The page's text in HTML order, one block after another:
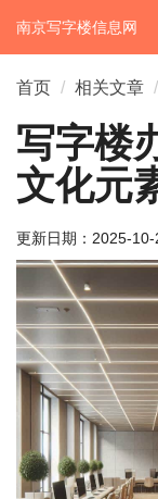
南京写字楼信息网
首页 相关文章
写字楼
文化元
更新日期： 2025-10-